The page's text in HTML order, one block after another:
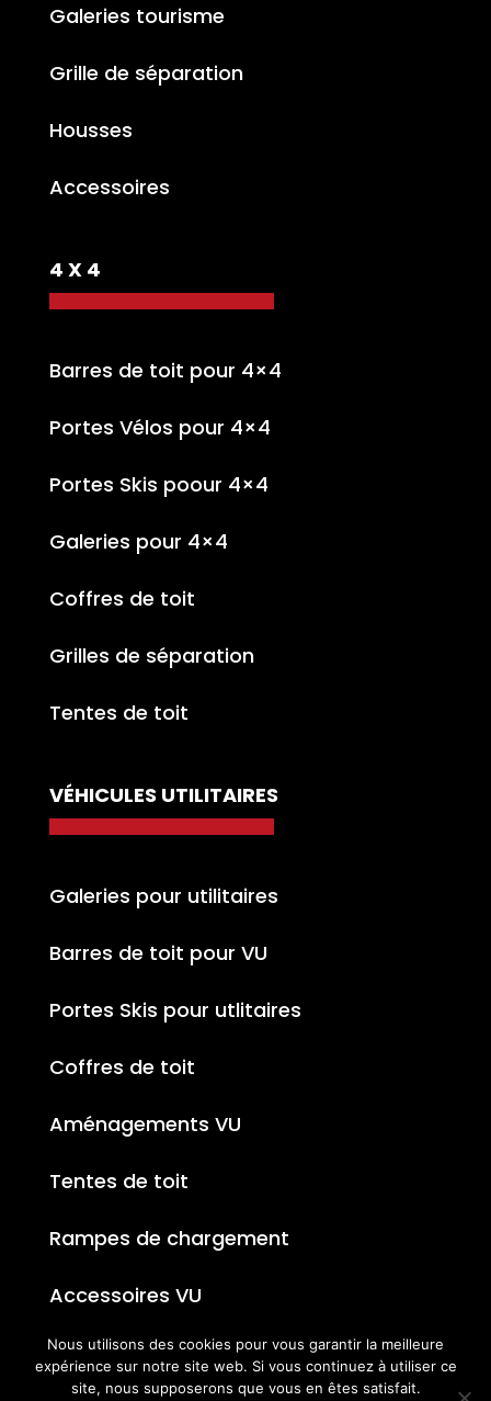
Galeries tourisme
Grille de séparation
Housses
Accessoires
4 X 4
Barres de toit pour 4×4
Portes Vélos pour 4×4
Portes Skis poour 4×4
Galeries pour 4×4
Coffres de toit
Grilles de séparation
Tentes de toit
VÉHICULES UTILITAIRES
Galeries pour utilitaires
Barres de toit pour VU
Portes Skis pour utlitaires
Coffres de toit
Aménagements VU
Tentes de toit
Rampes de chargement
Accessoires VU
Nous utilisons des cookies pour vous garantir la meilleure
expérience sur notre site web. Si vous continuez à utiliser ce
site, nous supposerons que vous en êtes satisfait.